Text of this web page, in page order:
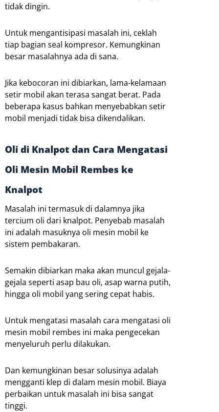
tidak dingin.
Untuk mengantisipasi masalah ini, ceklah
tiap bagian seal kompresor. Kemungkinan
besar masalahnya ada di sana.
Jika kebocoran ini dibiarkan, lama-kelamaan
setir mobil akan terasa sangat berat. Pada
beberapa kasus bahkan menyebabkan setir
mobil menjadi tidak bisa dikendalikan.
Oli di Knalpot dan Cara Mengatasi
Oli Mesin Mobil Rembes ke
Knalpot
Masalah ini termasuk di dalamnya jika
tercium oli dari knalpot. Penyebab masalah
ini adalah masuknya oli mesin mobil ke
sistem pembakaran.
Semakin dibiarkan maka akan muncul gejala-
gejala seperti asap bau oli, asap warna putih,
hingga oli mobil yang sering cepat habis.
Untuk mengatasi masalah cara mengatasi oli
mesin mobil rembes ini maka pengecekan
menyeluruh perlu dilakukan.
Dan kemungkinan besar solusinya adalah
mengganti klep di dalam mesin mobil. Biaya
perbaikan untuk masalah ini bisa sangat
tinggi.